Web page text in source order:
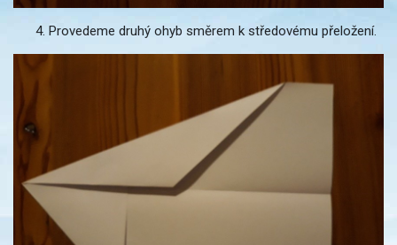
Provedeme druhý ohyb směrem k středovému přeložení.